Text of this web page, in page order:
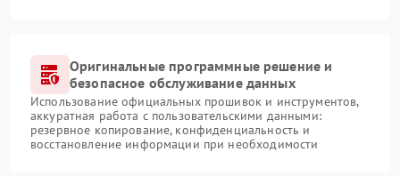
Оригинальные программные решение и
безопасное обслуживание данных
Использование официальных прошивок и инструментов,
аккуратная работа с пользовательскими данными:
резервное копирование, конфиденциальность и
восстановление информации при необходимости